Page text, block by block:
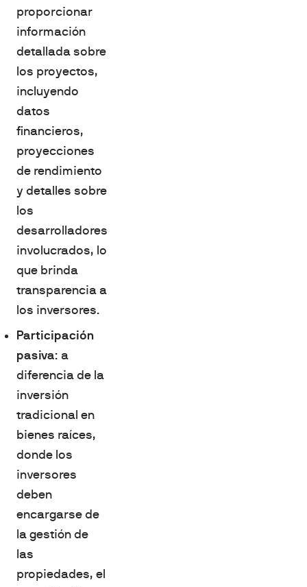
proporcionar
información
detallada sobre
los proyectos,
incluyendo
datos
financieros,
proyecciones
de rendimiento
y detalles sobre
los
desarrolladores
involucrados, lo
que brinda
transparencia a
los inversores.
Participación
pasiva: a
diferencia de la
inversión
tradicional en
bienes raíces,
donde los
inversores
deben
encargarse de
la gestión de
las
propiedades, el